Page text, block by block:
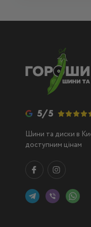
5/5
Шини та диски в
доступним цінам